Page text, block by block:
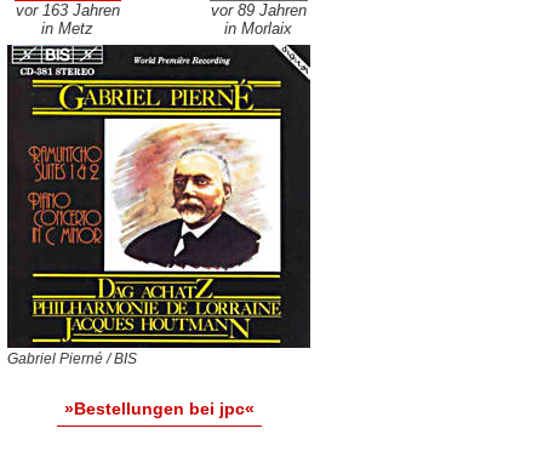
vor 163 Jahren
in Metz
vor 89 Jahren
in Morlaix
Gabriel Pierné / BIS
»Bestellungen bei jpc«